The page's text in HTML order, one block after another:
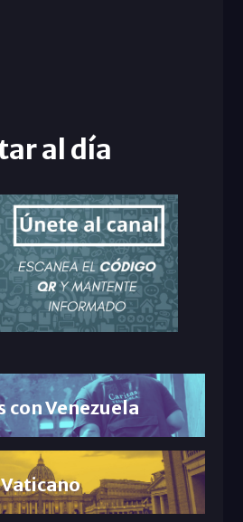
al día
con Venezuela
Vaticano